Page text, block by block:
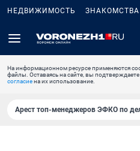
НЕДВИЖИМОСТЬ ЗНАКОМСТВА
На информационном ресурсе применяются
файлы. Оставаясь на сайте, вы подтверждаете
согласиена их использование.
Арест топ-менеджеров ЭФКО по